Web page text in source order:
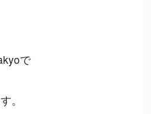
で
。